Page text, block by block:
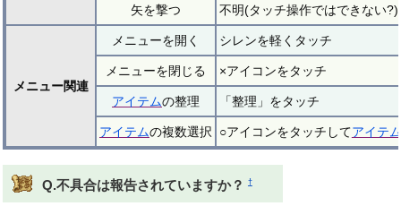
矢を撃つ 不明(タッチ操作ではできない?)
メニュー関連
メニューを開く シレンを軽くタッチ
メニューを閉じる ×アイコンをタッチ
アイテムの整理 「整理」をタッチ
アイテムの複数選択 ○アイコンをタッチしてアイテム
Q.不具合は報告されていますか？ †